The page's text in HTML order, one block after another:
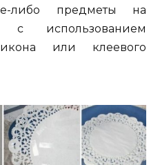
либо предметы на
использованием
или клеевого